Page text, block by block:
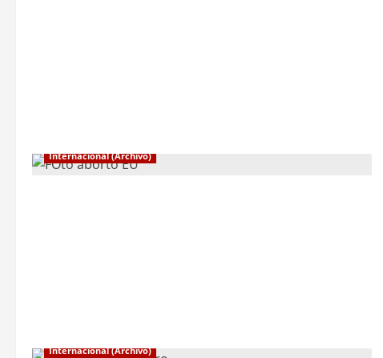
Internacional (Archivo)
Internacional (Archivo)